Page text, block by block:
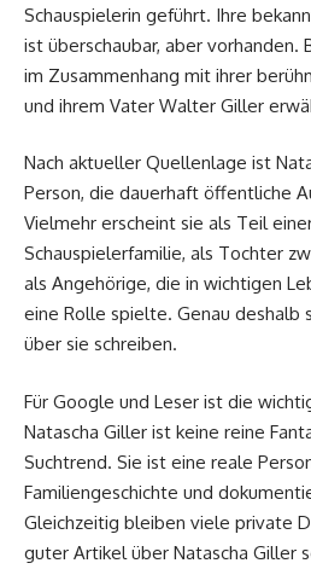
Schauspielerin geführt. Ihre
ist überschaubar, aber vorhanden.
im Zusammenhang mit ihrer
und ihrem Vater Walter Giller
Nach aktueller Quellenlage ist
Person, die dauerhaft öffentliche
Vielmehr erscheint sie als Teil
Schauspielerfamilie, als Tochter
als Angehörige, die in wichtigen
eine Rolle spielte. Genau
über sie schreiben.
Für Google und Leser ist die
Natascha Giller ist keine reine
Suchtrend. Sie ist eine reale
Familiengeschichte und
Gleichzeitig bleiben viele private
guter Artikel über Natascha Giller